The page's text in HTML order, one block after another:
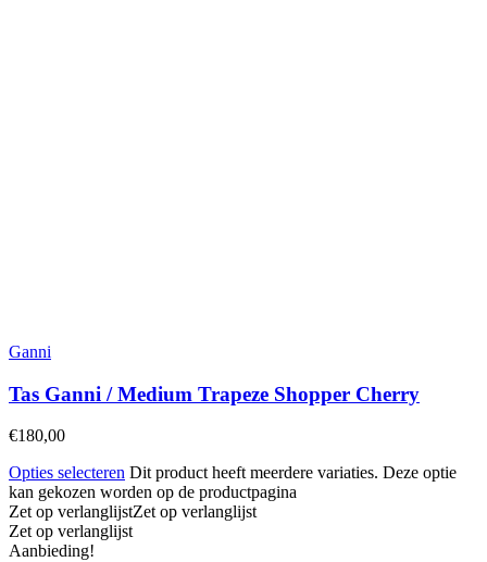
Ganni
Tas Ganni / Medium Trapeze Shopper Cherry
€180,00
Opties selecteren Dit product heeft meerdere variaties. Deze optie
kan gekozen worden op de productpagina
Zet op verlanglijstZet op verlanglijst
Zet op verlanglijst
Aanbieding!